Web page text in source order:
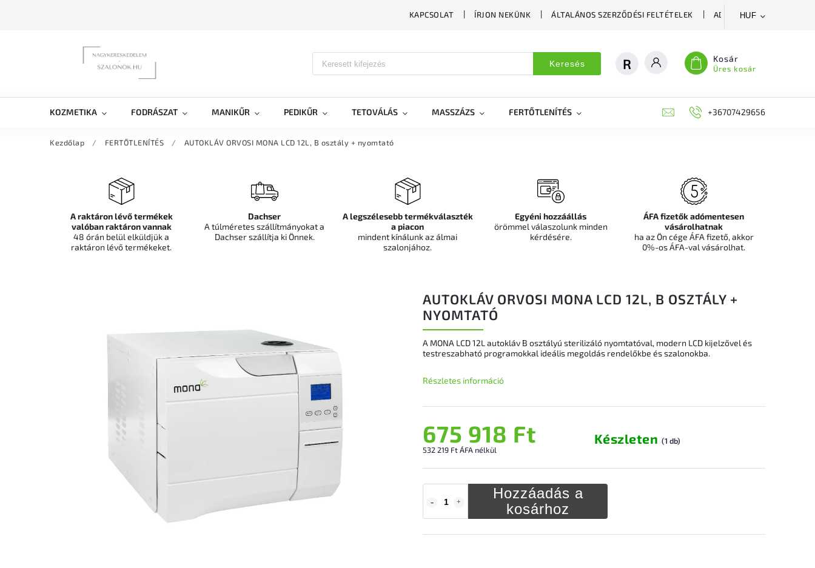
KAPCSOLAT ÍRJON NEKÜNK ÁLTALÁNOS SZERZŐDÉSI FELTÉTELEK ADATVÉDELMI
HUF
Keresés Kosár
Üres kosár
KOZMETIKA FODRÁSZAT MANIKŰR PEDIKŰR TETOVÁLÁS MASSZÁZS FERTŐTLENÍTÉS DEKORÁCIÓS FALPANEL, MŰNÖVÉNY FAL
+36707429656
Kezdőlap / FERTŐTLENÍTÉS / AUTOKLÁV ORVOSI MONA LCD 12L, B osztály + nyomtató
AUTOKLÁV ORVOSI MONA LCD 12L, B OSZTÁLY +
NYOMTATÓ
675 918 Ft
532 219 Ft ÁFA nélkül
Készleten (1 db)
Hozzáadás a
kosárhoz
A MONA LCD 12L autokláv B osztályú sterilizáló nyomtatóval, modern LCD kijelzővel és
testreszabható programokkal ideális megoldás rendelőkbe és szalonokba.
Részletes információ
A raktáron lévő termékek
valóban raktáron vannak
48 órán belül elküldjük a
raktáron lévő termékeket.
Dachser
A túlméretes szállítmányokat a
Dachser szállítja ki Önnek.
A legszélesebb termékválaszték
a piacon
mindent kínálunk az álmai
szalonjához.
Egyéni hozzáállás
örömmel válaszolunk minden
kérdésére.
ÁFA fizetők adómentesen
vásárolhatnak
ha az Ön cége ÁFA fizető, akkor
0%-os ÁFA-val vásárolhat.